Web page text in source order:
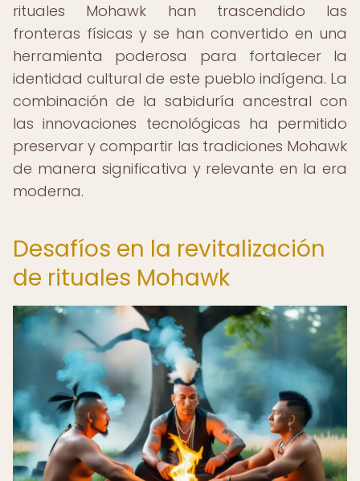
rituales Mohawk han trascendido las
fronteras físicas y se han convertido en una
herramienta poderosa para fortalecer la
identidad cultural de este pueblo indígena. La
combinación de la sabiduría ancestral con
las innovaciones tecnológicas ha permitido
preservar y compartir las tradiciones Mohawk
de manera significativa y relevante en la era
moderna.
Desafíos en la revitalización
de rituales Mohawk